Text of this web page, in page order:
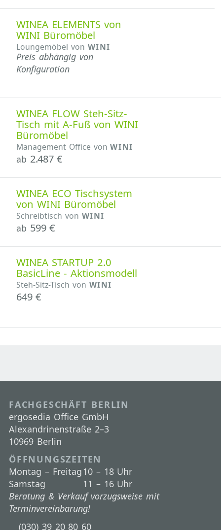
WINEA ELEMENTS von
WINI Büromöbel
Loungemöbel von WINI
Preis abhängig von
Konfiguration
WINEA FLOW Steh-Sitz-
Tisch mit A-Fuß von WINI
Büromöbel
Management Office vonWINI
ab 2.487 €
WINEA ECO Tischsystem
von WINI Büromöbel
Schreibtisch von WINI
ab 599 €
WINEA STARTUP 2.0
BasicLine - Aktionsmodell
Steh-Sitz-Tisch von WINI
649 €
FACHGESCHÄFT BERLIN
ergosedia Office GmbH
Alexandrinenstraße 2–3
10969 Berlin
ÖFFNUNGSZEITEN
Montag – Freitag 10 – 18 Uhr
Samstag
11 – 16 Uhr
Beratung & Verkauf vorzugsweise mit
Terminvereinbarung!
(030) 39 20 80 60